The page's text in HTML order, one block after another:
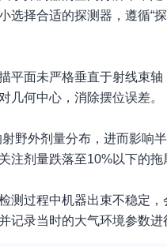
择合适的探测器，遵循“
平面未严格垂直于射线束
几何中心，消除摆位误差。
野外剂量分布，进而影响
剂量跌落至10%以下的拖
测过程中机器出束不稳定
录当时的大气环境参数进